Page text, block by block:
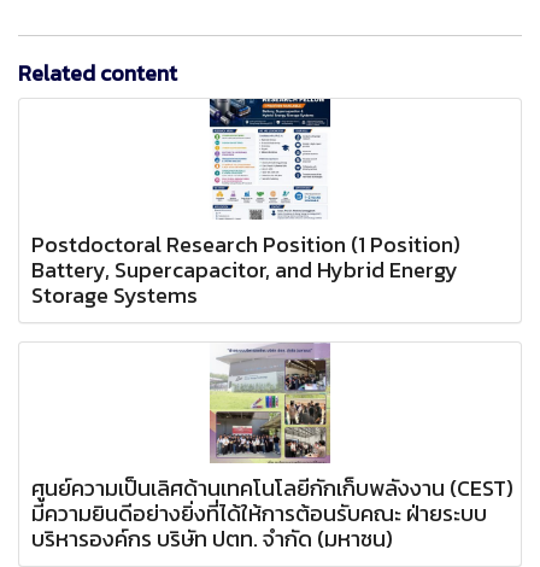
Related content
Postdoctoral Research Position (1 Position)
Battery, Supercapacitor, and Hybrid Energy
Storage Systems
ศูนย์ความเป็นเลิศด้านเทคโนโลยีกักเก็บพลังงาน (CEST)
มีความยินดีอย่างยิ่งที่ได้ให้การต้อนรับคณะ ฝ่ายระบบ
บริหารองค์กร บริษัท ปตท. จำกัด (มหาชน)